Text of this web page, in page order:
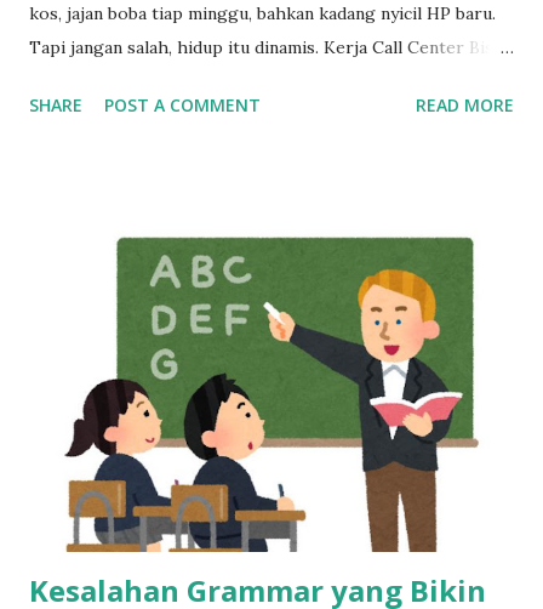
kos, jajan boba tiap minggu, bahkan kadang nyicil HP baru.
Tapi jangan salah, hidup itu dinamis. Kerja Call Center Bisa
dari itu, kalau sekarang masih betah kerja sebagai customer
Raya” Tahun 2013, seorang anak muda umur 20 tahun kerja
di mall, dibayar cuma per hari. Bisa dibilang pas-pasan buat
sekadar bertahan hidup. Tapi semuanya berubah waktu dia
pindah ke dunia call center. Begitu terima gaji pertamanya,
rasanya kayak menang undian. Pendapatannya langsung naik
dua kali lipat. Rasanya hidup jadi lebih cerah. Tapi cerita gak
berhenti di sana. Gaji besar di awal bisa bikin terlena.
Banyak yang merasa cukup, padahal tantangan hidup ma...
SHARE POST A COMMENT READ MORE
Kesalahan Grammar yang Bikin